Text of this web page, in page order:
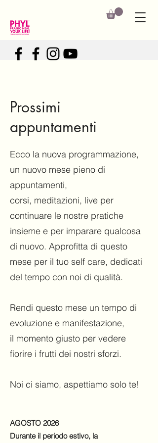
Prossimi
appuntamenti
Ecco la nuova programmazione,
un nuovo mese pieno di
appuntamenti,
corsi, meditazioni, live per
continuare le nostre pratiche
insieme e per imparare qualcosa
di nuovo. Approfitta di questo
mese per il tuo self care, dedicati
del tempo con noi di qualità.
Rendi questo mese un tempo di
evoluzione e manifestazione,
il momento giusto per vedere
fiorire i frutti dei nostri sforzi.
Noi ci siamo, aspettiamo solo te!
​​AGOSTO 2026
Durante il periodo estivo, la